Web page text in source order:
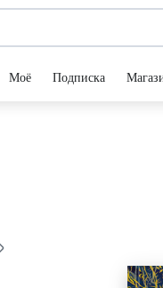
Моё Подписка